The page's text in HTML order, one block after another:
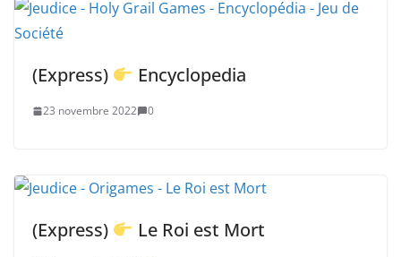
(Express) Encyclopedia
23 novembre 2022 0
(Express) Le Roi est Mort